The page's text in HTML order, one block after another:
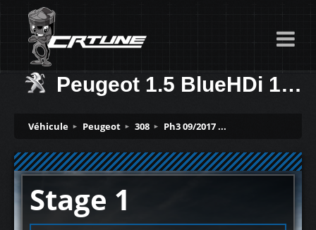
Peugeot 1.5 BlueHDi 130ch
Véhicule Peugeot 308 Ph3 09/2017 ...
Stage 1